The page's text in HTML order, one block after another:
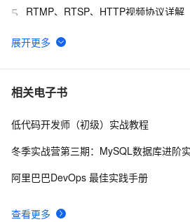
5
RTMP、RTSP、HTTP视频协议详解
6 谷歌CEO皮查伊：对重返中国持开放
7 C语言项目参考解答：全正整数后再计
8 俗人解读 三维渲染 的工作过程
著录
相关电子书
查看更多
低代码开发师（初级）实战教程
冬季实战营第三期：MySQL数据库进阶
阿里巴巴DevOps 最佳实践手册